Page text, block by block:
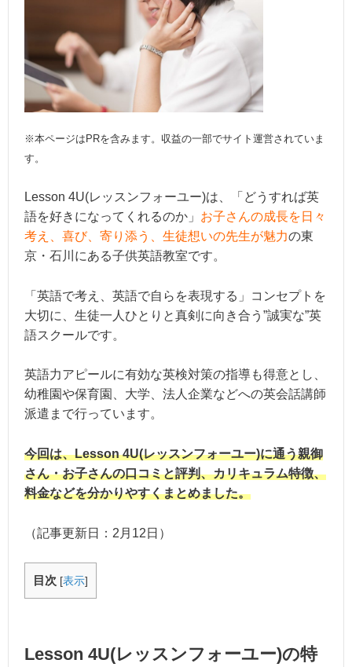
※本ページはPRを含みます。収益の一部でサイト運営されていま
す。
Lesson 4U(レッスンフォーユー)は、「どうすれば英
語を好きになってくれるのか」 お子さんの成長を日々
考え、喜び、寄り添う、生徒想いの先生が魅力の東
京・石川にある子供英語教室です。
「英語で考え、英語で自らを表現する」コンセプトを
大切に、生徒一人ひとりと真剣に向き合う”誠実な”英
語スクールです。
英語力アピールに有効な英検対策の指導も得意とし、
幼稚園や保育園、大学、法人企業などへの英会話講師
派遣まで行っています。
今回は、Lesson 4U(レッスンフォーユー)に通う親御
さん・お子さんの口コミと評判、カリキュラム特徴、
料金などを分かりやすくまとめました。
（記事更新日： 2月12日 ）
目次 [表示]
Lesson 4U(レッスンフォーユー)の特